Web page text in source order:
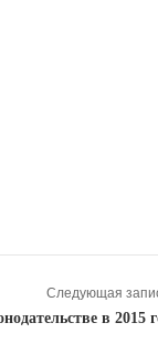
Следующая
в 2015